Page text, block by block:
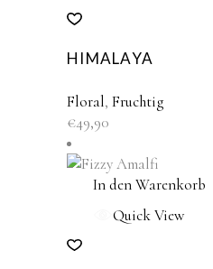
HIMALAYA
Floral, Fruchtig
€49,90
In den Warenkorb
Quick View